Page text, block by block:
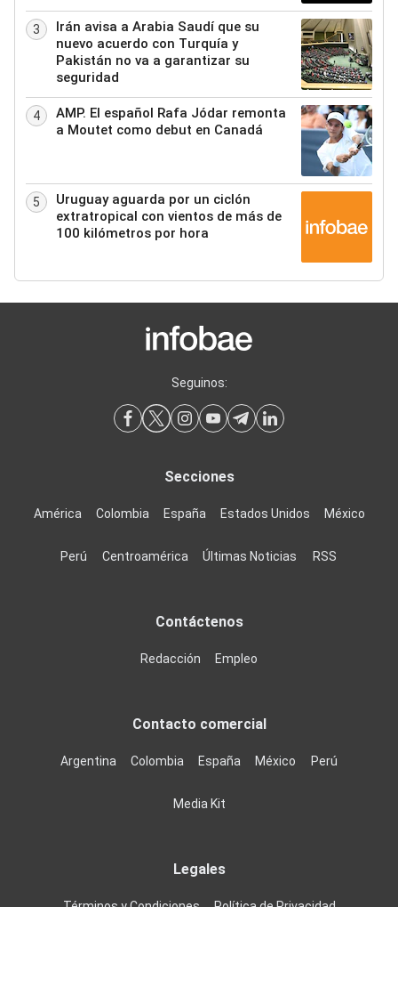
3
Irán avisa a Arabia Saudí que su
nuevo acuerdo con Turquía y
Pakistán no va a garantizar su
seguridad
4
AMP. El español Rafa Jódar remonta
a Moutet como debut en Canadá
5
Uruguay aguarda por un ciclón
extratropical con vientos de más de
100 kilómetros por hora
Seguinos:
Secciones
América Colombia España Estados Unidos México
Perú Centroamérica Últimas Noticias RSS
Contáctenos
Redacción Empleo
Contacto comercial
Argentina Colombia España México Perú
Media Kit
Legales
Términos y Condiciones Política de Privacidad